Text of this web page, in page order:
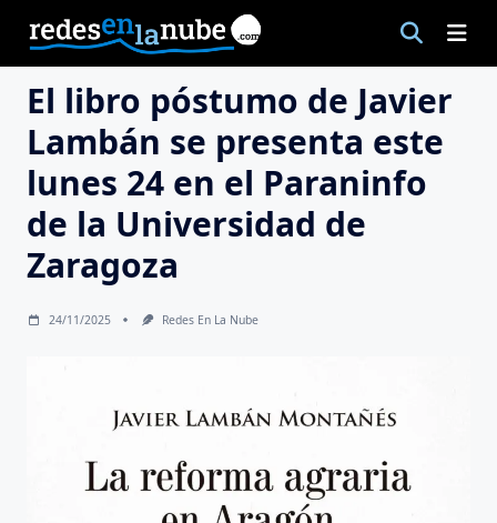
contenido
El libro póstumo de Javier
Lambán se presenta este
lunes 24 en el Paraninfo
de la Universidad de
Zaragoza
24/11/2025 Redes En La Nube